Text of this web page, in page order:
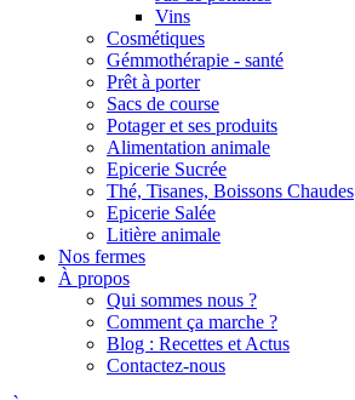
Vins
Cosmétiques
Gémmothérapie - santé
Prêt à porter
Sacs de course
Potager et ses produits
Alimentation animale
Epicerie Sucrée
Thé, Tisanes, Boissons Chaudes
Epicerie Salée
Litière animale
Nos fermes
À propos
Qui sommes nous ?
Comment ça marche ?
Blog : Recettes et Actus
Contactez-nous